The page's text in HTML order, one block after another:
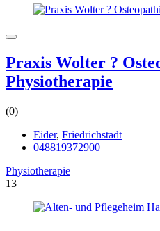
Praxis Wolter ?
Physiotherapie
(0)
Eider, Friedrichstadt
048819372900
Physiotherapie
13